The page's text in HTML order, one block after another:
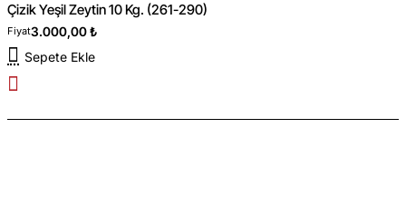
Çizik Yeşil Zeytin 10 Kg. (261-290)
Fiyat3.000,00 ₺
Sepete Ekle